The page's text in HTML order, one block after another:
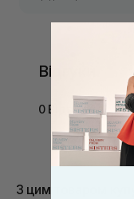
Відгуки
0 Відгуків
З цим товаром